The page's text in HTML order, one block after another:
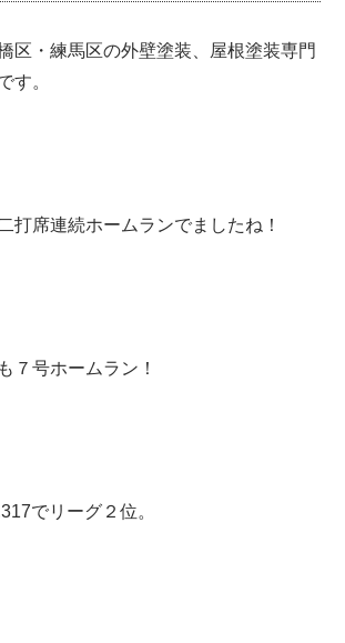
区・練馬区の外壁塗装、屋根塗装専門
す。
打席連続ホームランでましたね！
７号ホームラン！
でリーグ２位。